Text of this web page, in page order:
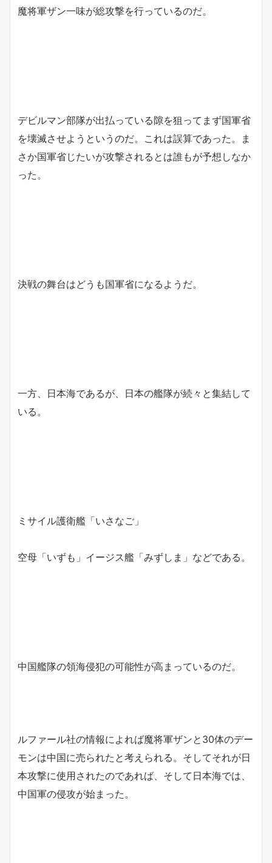
魔将軍ザン一味が総攻撃を行っているのだ。
デビルマン部隊が出払っている隙を狙ってまず国軍省
を壊滅させようというのだ。これは誤算であった。ま
さか国軍省じたいが攻撃されるとは誰もが予想しなか
った。
決戦の舞台はどうも国軍省になるようだ。
一方、日本海であるが、日本の艦隊が続々と集結して
いる。
ミサイル護衛艦「いさなご」
空母「いずも」イージス艦「みずしま」などである。
中国艦隊の領海侵犯の可能性が高まっているのだ。
ルファール社の情報によれば魔将軍ザンと30体のデー
モンは中国に売られたと考えられる。そしてそれが日
本攻撃に使用されたのであれば、そして日本海では、
中国軍の侵攻が始まった。